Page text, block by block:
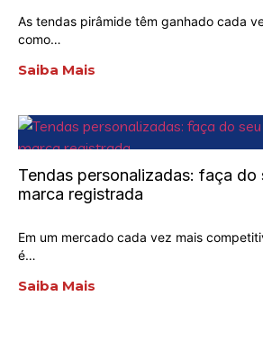
As tendas pirâmide têm ganhado cada
como…
Saiba Mais
Tendas personalizadas: faça do
marca registrada
Em um mercado cada vez mais
é…
Saiba Mais